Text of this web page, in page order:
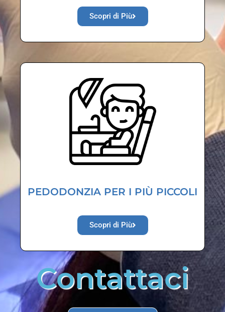
Scopri di Più
PEDODONZIA PER I PIÙ PICCOLI
Scopri di Più
Contattaci